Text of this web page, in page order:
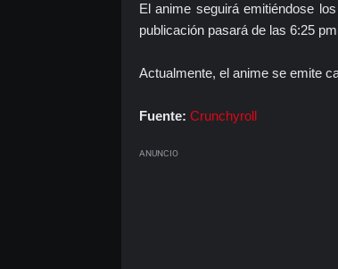
El anime seguirá emitiéndose
publicación pasará de las 6:25
Actualmente, el anime se emite
Fuente: Crunchyroll
ANUNCIO